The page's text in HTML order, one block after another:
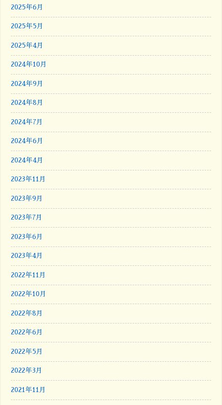
2025年6月
2025年5月
2025年4月
2024年10月
2024年9月
2024年8月
2024年7月
2024年6月
2024年4月
2023年11月
2023年9月
2023年7月
2023年6月
2023年4月
2022年11月
2022年10月
2022年8月
2022年6月
2022年5月
2022年3月
2021年11月